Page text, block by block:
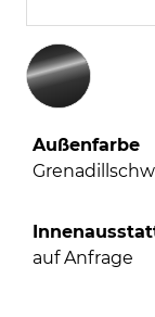
Außenfarbe
auf Anfrage